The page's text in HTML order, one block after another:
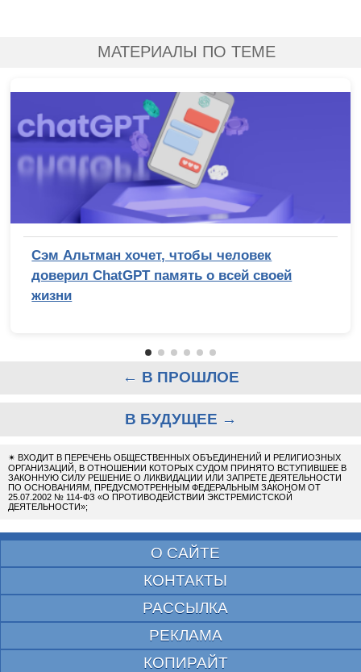
МАТЕРИАЛЫ ПО ТЕМЕ
Сэм Альтман хочет, чтобы человек
доверил ChatGPT память о всей своей
жизни
← В ПРОШЛОЕ
В БУДУЩЕЕ →
✴ ВХОДИТ В ПЕРЕЧЕНЬ ОБЩЕСТВЕННЫХ ОБЪЕДИНЕНИЙ И РЕЛИГИОЗНЫХ
ОРГАНИЗАЦИЙ, В ОТНОШЕНИИ КОТОРЫХ СУДОМ ПРИНЯТО ВСТУПИВШЕЕ В
ЗАКОННУЮ СИЛУ РЕШЕНИЕ О ЛИКВИДАЦИИ ИЛИ ЗАПРЕТЕ ДЕЯТЕЛЬНОСТИ
ПО ОСНОВАНИЯМ, ПРЕДУСМОТРЕННЫМ ФЕДЕРАЛЬНЫМ ЗАКОНОМ ОТ
25.07.2002 № 114-ФЗ «О ПРОТИВОДЕЙСТВИИ ЭКСТРЕМИСТСКОЙ
ДЕЯТЕЛЬНОСТИ»;
О САЙТЕ
КОНТАКТЫ
РАССЫЛКА
РЕКЛАМА
КОПИРАЙТ